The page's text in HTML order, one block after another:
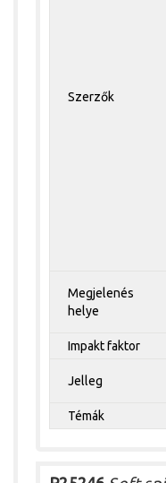
Szerzők
Megjelenés
helye
Impakt faktor
Jelleg
Témák